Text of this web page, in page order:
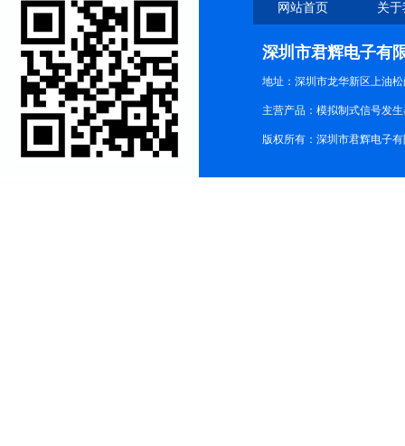
网站首页 关
深圳市君辉电子有
地址：深圳市龙华新区上油松
主营产品：模拟制式信号发
版权所有：深圳市君辉电子